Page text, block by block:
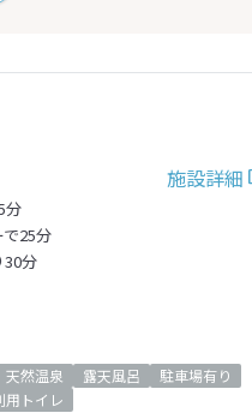
施設詳細
分
25分
30分
天然温泉 露天風呂
駐車場有り
用トイレ